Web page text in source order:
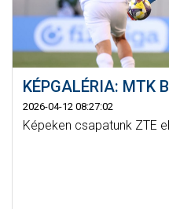
KÉPGALÉRIA: MTK
2026-04-12 08:27:02
Képeken csapatunk ZTE